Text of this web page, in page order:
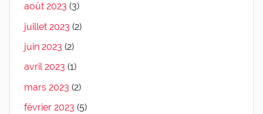
août 2023 (3)
juillet 2023 (2)
juin 2023 (2)
avril 2023 (1)
mars 2023 (2)
février 2023 (5)